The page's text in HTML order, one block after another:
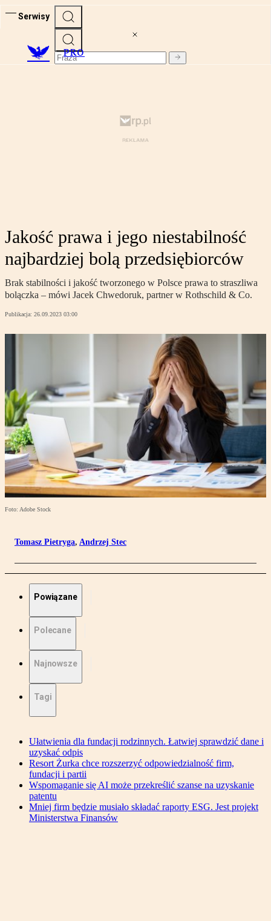
Serwisy
PRO
Jakość prawa i jego niestabilność
najbardziej bolą przedsiębiorców
Brak stabilności i jakość tworzonego w Polsce prawa to straszliwa
bolączka – mówi Jacek Chwedoruk, partner w Rothschild & Co.
Publikacja: 26.09.2023 03:00
Foto: Adobe Stock
Tomasz Pietryga, Andrzej Stec
Powiązane
Polecane
Najnowsze
Tagi
Ułatwienia dla fundacji rodzinnych. Łatwiej sprawdzić dane i
uzyskać odpis
Resort Żurka chce rozszerzyć odpowiedzialność firm,
fundacji i partii
Wspomaganie się AI może przekreślić szanse na uzyskanie
patentu
Mniej firm będzie musiało składać raporty ESG. Jest projekt
Ministerstwa Finansów